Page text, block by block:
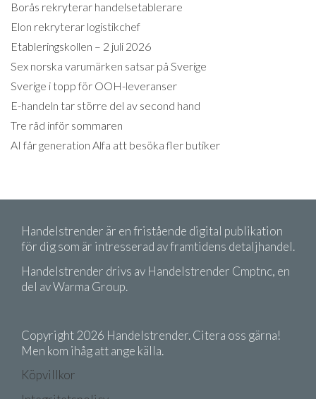
Borås rekryterar handelsetablerare
Elon rekryterar logistikchef
Etableringskollen – 2 juli 2026
Sex norska varumärken satsar på Sverige
Sverige i topp för OOH-leveranser
E-handeln tar större del av second hand
Tre råd inför sommaren
AI får generation Alfa att besöka fler butiker
Handelstrender är en fristående digital publikation
för dig som är intresserad av framtidens detaljhandel.
Handelstrender drivs av Handelstrender Cmptnc, en
del av Warma Group.
Copyright 2026 Handelstrender. Citera oss gärna!
Men kom ihåg att ange källa.
Köpvillkor